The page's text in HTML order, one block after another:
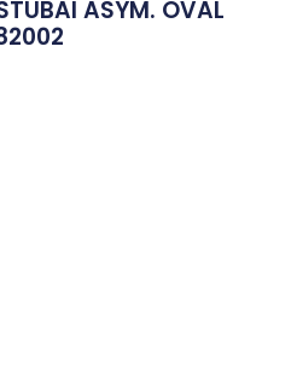
ASYM. OVAL